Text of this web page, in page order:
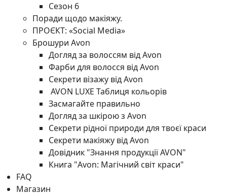
Сезон 6
Поради щодо макіяжу.
ПРОЄКТ: «Social Media»
Брошури Avon
Догляд за волоссям від Avon
Фарби для волосся від Avon
Секрети візажу від Avon
AVON LUXE Таблиця кольорів
Засмагайте правильно
Догляд за шкірою з Avon
Секрети рідної природи для твоєї краси
Секрети макіяжу від Avon
Довідник "Знання продукції AVON"
Книга "Avon: Магічний світ краси"
FAQ
Магазин